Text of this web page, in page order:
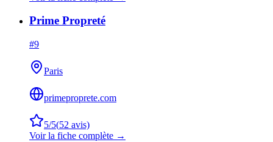
Prime Propreté
#9
Paris
primeproprete.com
5/5(52 avis)
Voir la fiche complète →